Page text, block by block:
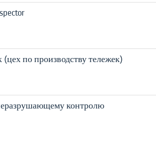
по производству тележек)
контролю